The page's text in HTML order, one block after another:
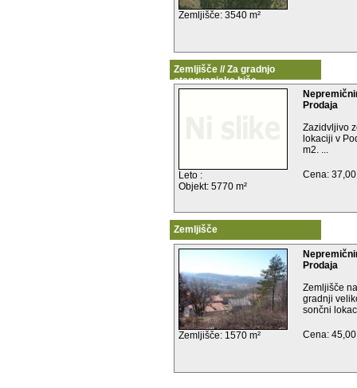
Zemljišče: 3540 m²
Zemljišče // Za gradnjo
stanovanjske hiše
Leto :
Objekt: 5770 m²
Prodaja
Zazidvljivo
lokaciji v
m2. ...
Cena:
Zemljišče
Zemljišče: 1570 m²
Prodaja
Zemljišče
gradnji
sončni
Cena: